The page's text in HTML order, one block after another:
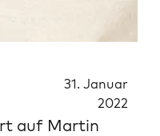
31. Januar
2022
auf Martin